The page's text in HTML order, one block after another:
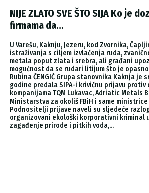
NIJE ZLATO SVE ŠTO SIJA Ko je
firmama da...
U Varešu, Kaknju, Jezeru, kod Zvornika,
istraživanja s ciljem izvlačenja ruda,
metala poput zlata i srebra, ali građani
mogućnost da se rudari litijum što je
Rubina ČENGIĆ Grupa stanovnika Kaknja je
godine predala SIPA-i krivičnu prijavu protiv
kompanijama TQM Lukavac, Adriatic Metals
Ministarstva za okoliš FBiH i same
Podnositelji prijave naveli su sljedeće
organizovani ekološki korporativni kriminal
zagađenje prirode i pitkih voda,...